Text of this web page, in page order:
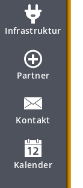
Infrastruktur
Partner
Kontakt
Kalender